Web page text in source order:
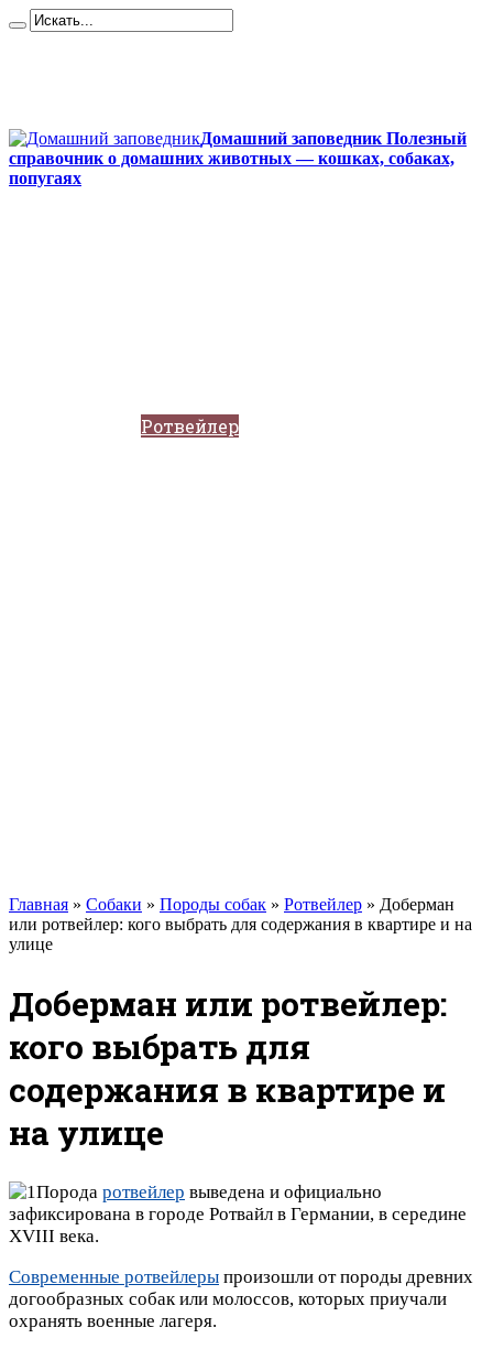
Домашний заповедник Полезный
справочник о домашних животных — кошках, собаках,
попугаях
Ротвейлер
Главная » Собаки » Породы собак » Ротвейлер » Доберман
или ротвейлер: кого выбрать для содержания в квартире и на
улице
Доберман или ротвейлер:
кого выбрать для
содержания в квартире и
на улице
Порода ротвейлер выведена и официально
зафиксирована в городе Ротвайл в Германии, в середине
XVIII века.
Современные ротвейлеры произошли от породы древних
догообразных собак или молоссов, которых приучали
охранять военные лагеря.